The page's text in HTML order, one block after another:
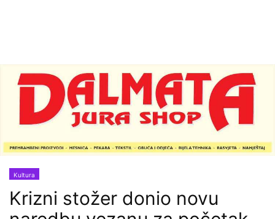
Kultura
Krizni stožer donio novu